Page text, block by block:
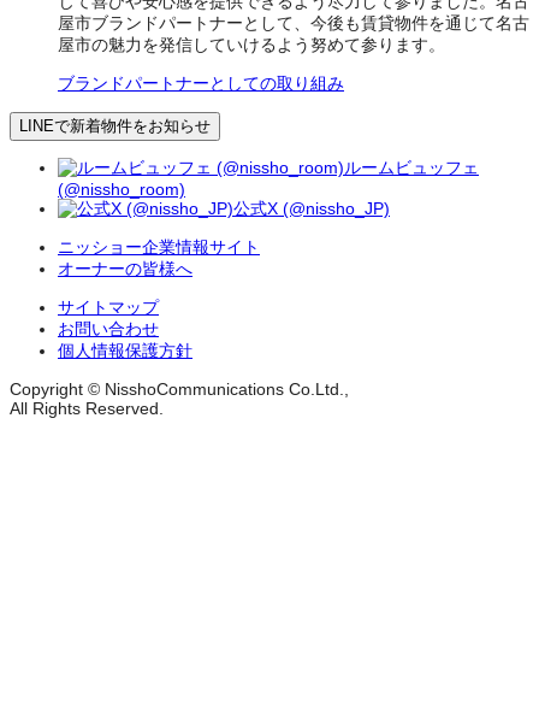
屋市ブランドパートナーとして、今後も賃貸物件を通じて名古
屋市の魅力を発信していけるよう努めて参ります。
ブランドパートナーとしての取り組み
LINEで新着物件をお知らせ
ルームビュッフェ
(@nissho_room)
公式X (@nissho_JP)
ニッショー企業情報サイト
オーナーの皆様へ
サイトマップ
お問い合わせ
個人情報保護方針
Copyright © NisshoCommunications Co.Ltd.,
All Rights Reserved.